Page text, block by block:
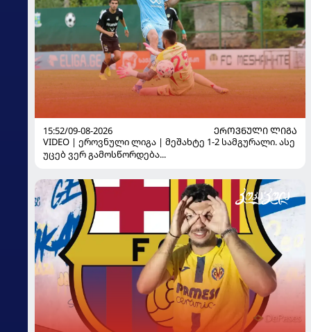
15:52/09-08-2026
ᲔᲠᲝᲕᲜᲣᲚᲘ ᲚᲘᲒᲐ
VIDEO | ეროვნული ლიგა | მეშახტე 1-2 სამგურალი. ასე
უცებ ვერ გამოსწორდება...